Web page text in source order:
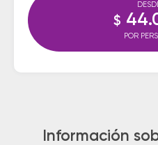
$
POR
Información